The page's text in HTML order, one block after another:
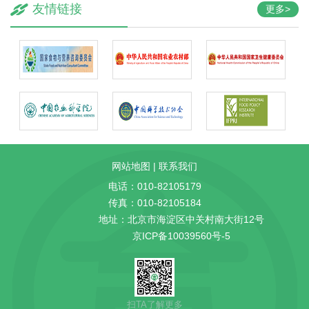
更多>
友情链接
网站地图 | 联系我们
电话：010-82105179
传真：010-82105184
地址：北京市海淀区中关村南大街12号
京ICP备10039560号-5
扫TA了解更多